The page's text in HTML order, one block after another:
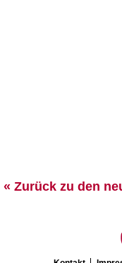
« Zurück zu den